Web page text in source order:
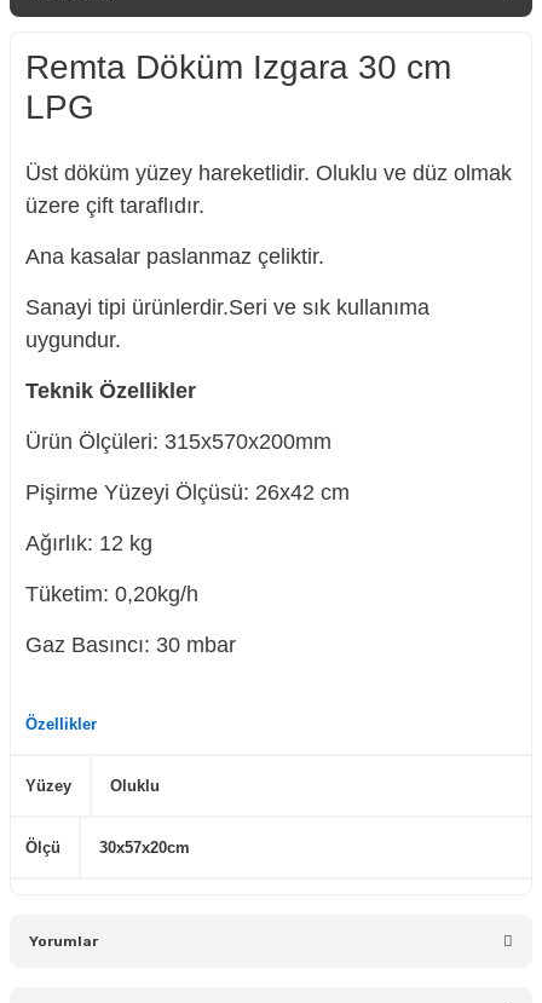
Remta Döküm Izgara 30 cm
LPG
Üst döküm yüzey hareketlidir. Oluklu ve düz olmak
üzere çift taraflıdır.
Ana kasalar paslanmaz çeliktir.
Sanayi tipi ürünlerdir.Seri ve sık kullanıma
uygundur.
Teknik Özellikler
Ürün Ölçüleri: 315x570x200mm
Pişirme Yüzeyi Ölçüsü: 26x42 cm
Ağırlık: 12 kg
Tüketim: 0,20kg/h
Gaz Basıncı: 30 mbar
Özellikler
Yüzey Oluklu
Ölçü 30x57x20cm
Yorumlar